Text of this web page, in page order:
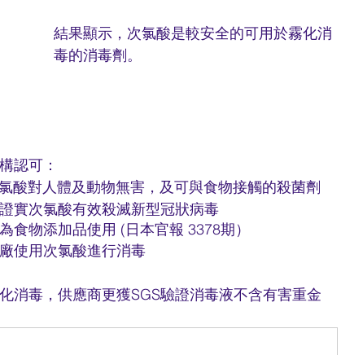
結果顯示，次氯酸是較安全的可用於霧化消
毒的消毒劑。
認可：
酸對人體及動物無害，及可與食物接觸的殺菌劑
證實次氯酸有效殺滅新型冠狀病毒
食物添加品使用 (日本官報 3378期）
使用次氯酸進行消毒
消毒，供應商更獲SGS驗證消毒液不含有害重金